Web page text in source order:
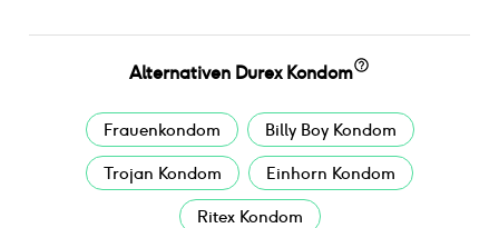
Alternativen Durex Kondom
Frauenkondom Billy Boy Kondom
Trojan Kondom Einhorn Kondom
Ritex Kondom